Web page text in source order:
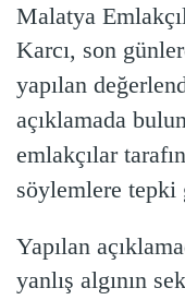
Malatya
Karcı, son
yapılan
açıklamada
emlakçılar
söylemlere tepki
Yapılan
yanlış algının